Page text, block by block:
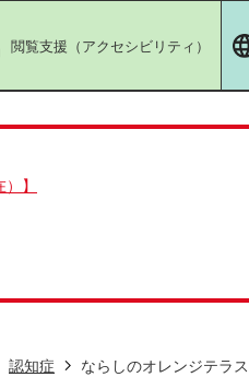
閲覧支援（アクセシビリティ）
】
認知症 ならしのオレンジテラ